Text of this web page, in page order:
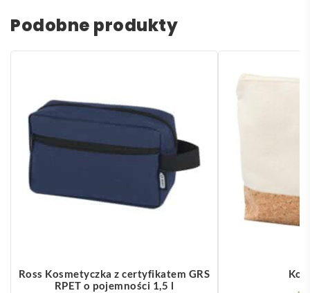
Podobne produkty
Ross Kosmetyczka z certyfikatem GRS
RPET o pojemności 1,5 l